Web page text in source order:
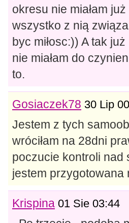
okresu nie miałam
wszystko z nią
byc miłosc:)) A tak
nie miałam do
to.
Gosiaczek78 30 Lip
Jestem z tych
wróciłam na 28dni
poczucie kontroli nad
jestem przygotowana
Krispina 01 Sie 03:44